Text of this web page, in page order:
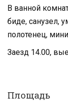
В ванной
биде, санузел,
полотенец,
Заезд 14.00,
Площадь